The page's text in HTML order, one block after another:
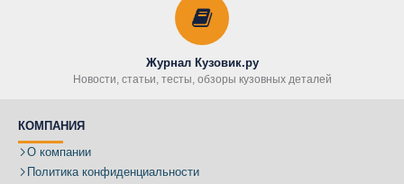
Журнал Кузовик.ру
Новости, статьи, тесты, обзоры кузовных деталей
КОМПАНИЯ
О компании
Политика конфиденциальности